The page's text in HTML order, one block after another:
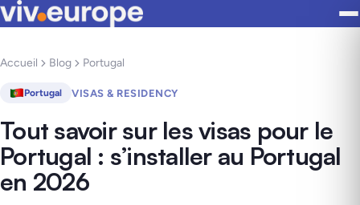
Accueil Blog Portugal
Portugal VISAS & RESIDENCY
Tout savoir sur les visas pour le
Portugal : s’installer au Portugal
en 2026